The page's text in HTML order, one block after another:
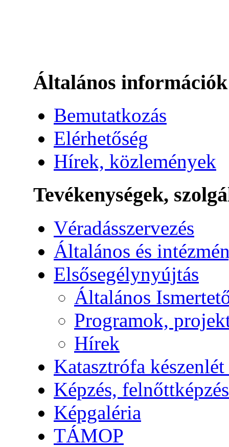
Általános információk
Bemutatkozás
Elérhetőség
Hírek, közlemények
Tevékenységek,
Véradásszervezés
Általános és
Elsősegélynyújtás
Általános
Programok,
Hírek
Katasztrófa
Képzés, felnőttképzés
Képgaléria
TÁMOP